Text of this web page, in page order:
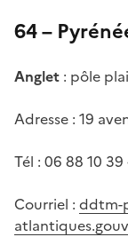
64 –
Anglet : pôle
Adresse : 19
Tél : 06 88 10
Courriel : ddtm-